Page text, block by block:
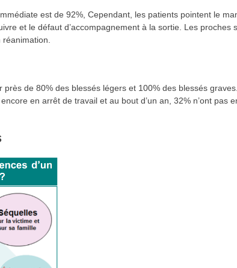
est de 92%, Cependant, les patients pointent le
et le défaut d’accompagnement à la sortie. Les proches
près de 80% des blessés légers et 100% des blessés
en arrêt de travail et au bout d’un an, 32% n’ont pas